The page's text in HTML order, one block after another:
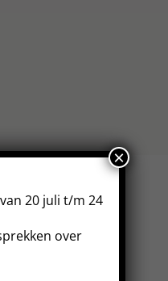
20 juli t/m 24
over
×